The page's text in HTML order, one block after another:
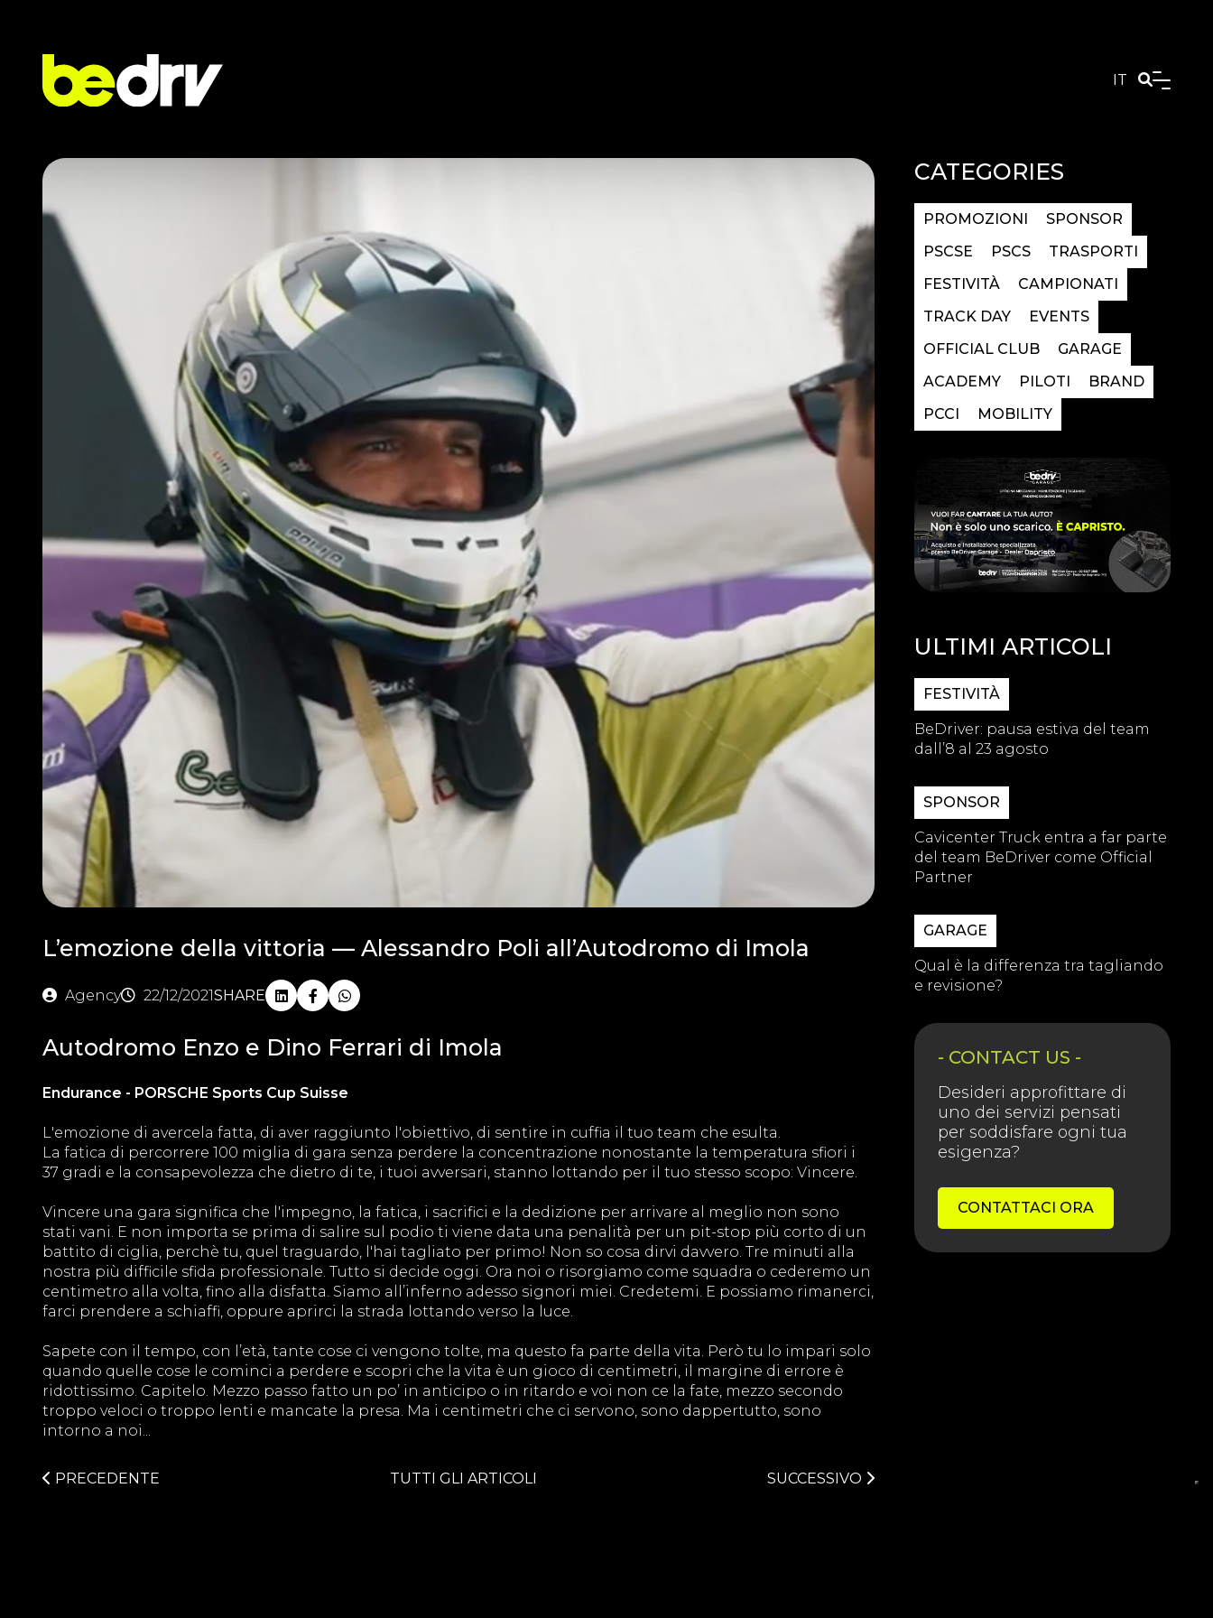
IT
L’emozione della vittoria — Alessandro Poli all’Autodromo di Imola
Agency 22/12/2021SHARE
Autodromo Enzo e Dino Ferrari di Imola
Endurance - PORSCHE Sports Cup Suisse
L'emozione di avercela fatta, di aver raggiunto l'obiettivo, di sentire in cuffia il tuo team che esulta.
La fatica di percorrere 100 miglia di gara senza perdere la concentrazione nonostante la temperatura sfiori i
37 gradi e la consapevolezza che dietro di te, i tuoi avversari, stanno lottando per il tuo stesso scopo: Vincere.
Vincere una gara significa che l'impegno, la fatica, i sacrifici e la dedizione per arrivare al meglio non sono
stati vani. E non importa se prima di salire sul podio ti viene data una penalità per un pit-stop più corto di un
battito di ciglia, perchè tu, quel traguardo, l'hai tagliato per primo! Non so cosa dirvi davvero. Tre minuti alla
nostra più difficile sfida professionale. Tutto si decide oggi. Ora noi o risorgiamo come squadra o cederemo un
centimetro alla volta, fino alla disfatta. Siamo all’inferno adesso signori miei. Credetemi. E possiamo rimanerci,
farci prendere a schiaffi, oppure aprirci la strada lottando verso la luce.
Sapete con il tempo, con l’età, tante cose ci vengono tolte, ma questo fa parte della vita. Però tu lo impari solo
quando quelle cose le cominci a perdere e scopri che la vita è un gioco di centimetri, il margine di errore è
ridottissimo. Capitelo. Mezzo passo fatto un po’ in anticipo o in ritardo e voi non ce la fate, mezzo secondo
troppo veloci o troppo lenti e mancate la presa. Ma i centimetri che ci servono, sono dappertutto, sono
intorno a noi...
PRECEDENTE TUTTI GLI ARTICOLI SUCCESSIVO
CATEGORIES
PROMOZIONI
SPONSOR
PSCSE
PSCS
TRASPORTI
FESTIVITÀ
CAMPIONATI
TRACK DAY
EVENTS
OFFICIAL CLUB
GARAGE
ACADEMY
PILOTI
BRAND
PCCI
MOBILITY
ULTIMI ARTICOLI
FESTIVITÀ
BeDriver: pausa estiva del team
dall’8 al 23 agosto
SPONSOR
Cavicenter Truck entra a far parte
del team BeDriver come Official
Partner
GARAGE
Qual è la differenza tra tagliando
e revisione?
- CONTACT US -
Desideri approfittare di
uno dei servizi pensati
per soddisfare ogni tua
esigenza?
CONTATTACI ORA